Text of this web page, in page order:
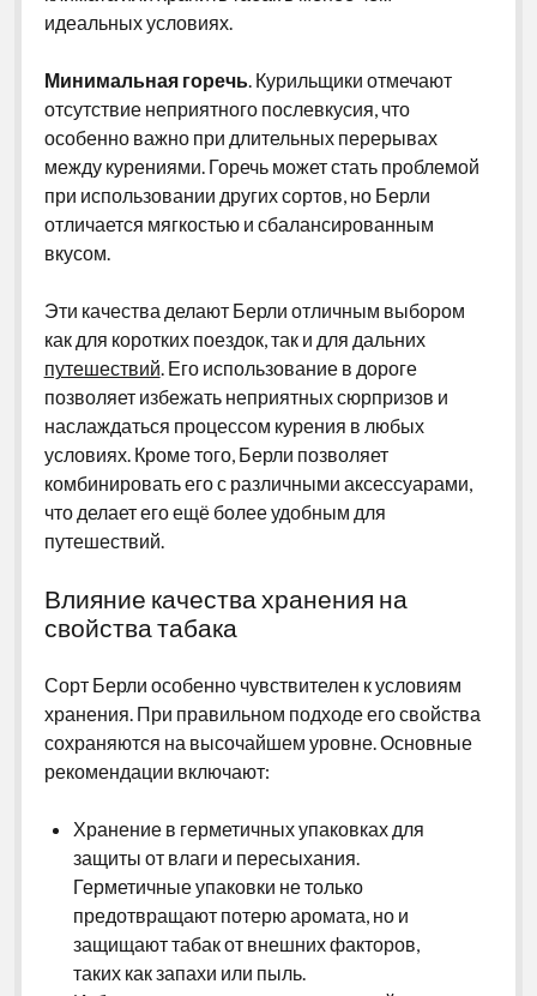
идеальных условиях.
Минимальная горечь. Курильщики отмечают
отсутствие неприятного послевкусия, что
особенно важно при длительных перерывах
между курениями. Горечь может стать проблемой
при использовании других сортов, но Берли
отличается мягкостью и сбалансированным
вкусом.
Эти качества делают Берли отличным выбором
как для коротких поездок, так и для дальних
путешествий . Его использование в дороге
позволяет избежать неприятных сюрпризов и
наслаждаться процессом курения в любых
условиях. Кроме того, Берли позволяет
комбинировать его с различными аксессуарами,
что делает его ещё более удобным для
путешествий.
Влияние качества хранения на
свойства табака
Сорт Берли особенно чувствителен к условиям
хранения. При правильном подходе его свойства
сохраняются на высочайшем уровне. Основные
рекомендации включают:
Хранение в герметичных упаковках для
защиты от влаги и пересыхания.
Герметичные упаковки не только
предотвращают потерю аромата, но и
защищают табак от внешних факторов,
таких как запахи или пыль.